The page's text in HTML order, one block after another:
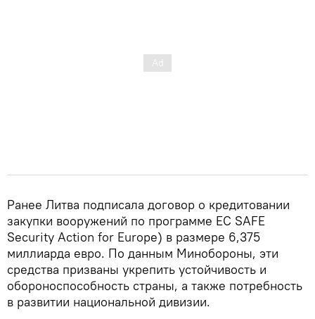
Ранее Литва подписала договор о кредитовании
закупки вооружений по программе ЕС SAFE
Security Action for Europe) в размере 6,375
миллиарда евро. По данным Минобороны, эти
средства призваны укрепить устойчивость и
обороноспособность страны, а также потребность
в развитии национальной дивизии.